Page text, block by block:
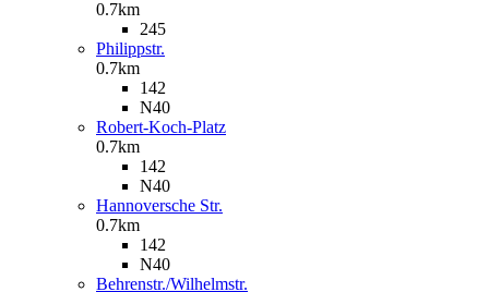
0.7km
245
Philippstr.
0.7km
142
N40
Robert-Koch-Platz
0.7km
142
N40
Hannoversche Str.
0.7km
142
N40
Behrenstr./Wilhelmstr.